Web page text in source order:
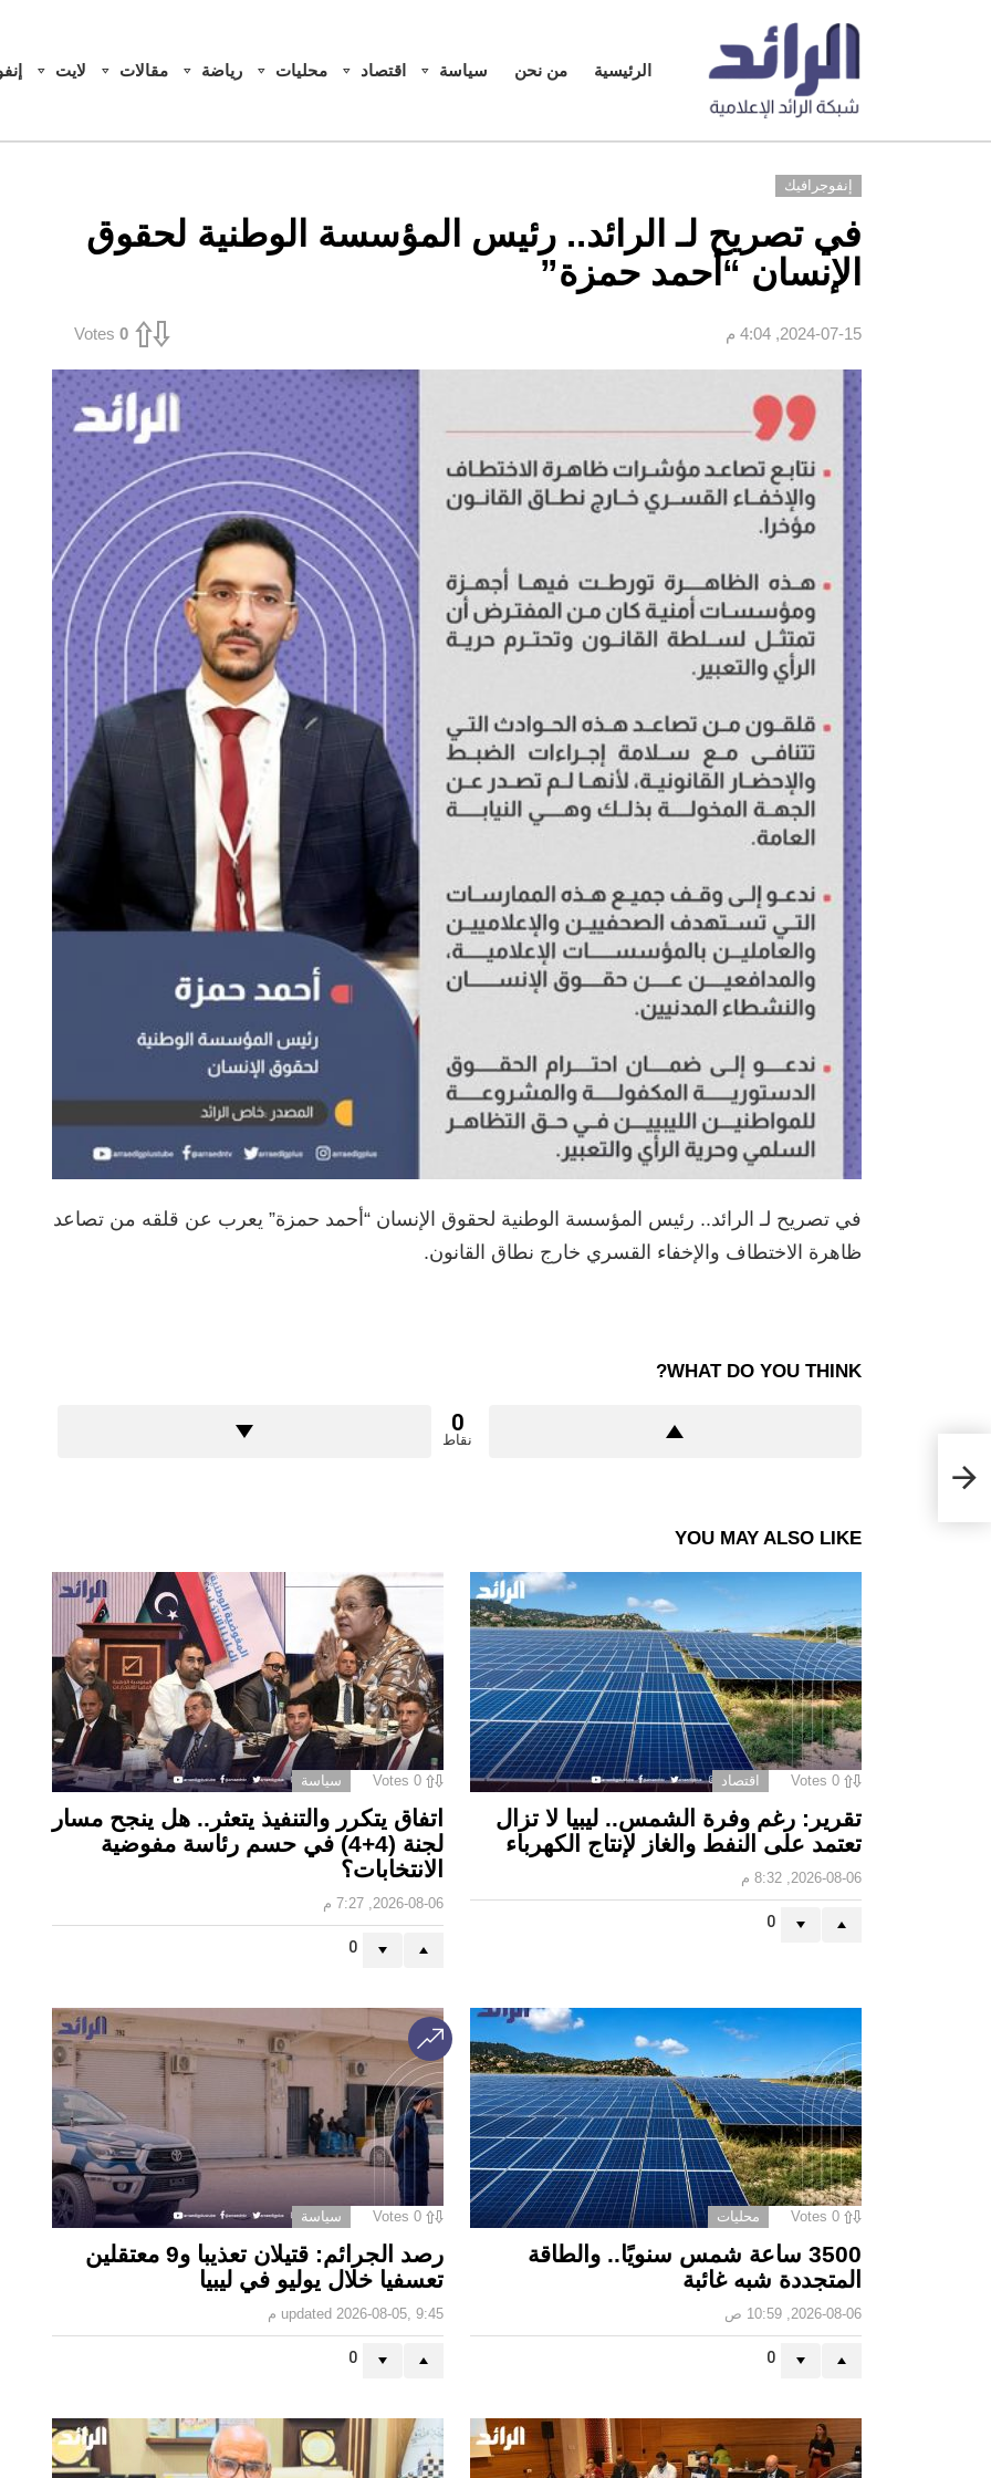
الرئيسية من نحن سياسة اقتصاد محليات رياضة مقالات لايت
إنفوجرافيك
في تصريح لـ الرائد.. رئيس المؤسسة الوطنية لحقوق
الإنسان “أحمد حمزة”
2024-07-15, 4:04 م 0
Votes
في تصريح لـ الرائد.. رئيس المؤسسة الوطنية لحقوق الإنسان “أحمد حمزة” يعرب عن قلقه من تصاعد
ظاهرة الاختطاف والإخفاء القسري خارج نطاق القانون.
WHAT DO YOU THINK?
0
نقاط
YOU MAY ALSO LIKE
0
Votes اقتصاد
تقرير: رغم وفرة الشمس.. ليبيا لا تزال
تعتمد على النفط والغاز لإنتاج الكهرباء
2026-08-06, 8:32 م
0
0
Votes سياسة
اتفاق يتكرر والتنفيذ يتعثر.. هل ينجح مسار
لجنة (4+4) في حسم رئاسة مفوضية
الانتخابات؟
2026-08-06, 7:27 م
0
0
Votes محليات
3500 ساعة شمس سنويًا.. والطاقة
المتجددة شبه غائبة
2026-08-06, 10:59 ص
0
0
Votes سياسة
رصد الجرائم: قتيلان تعذيبا و9 معتقلين
تعسفيا خلال يوليو في ليبيا
updated 2026-08-05, 9:45 م
0
في